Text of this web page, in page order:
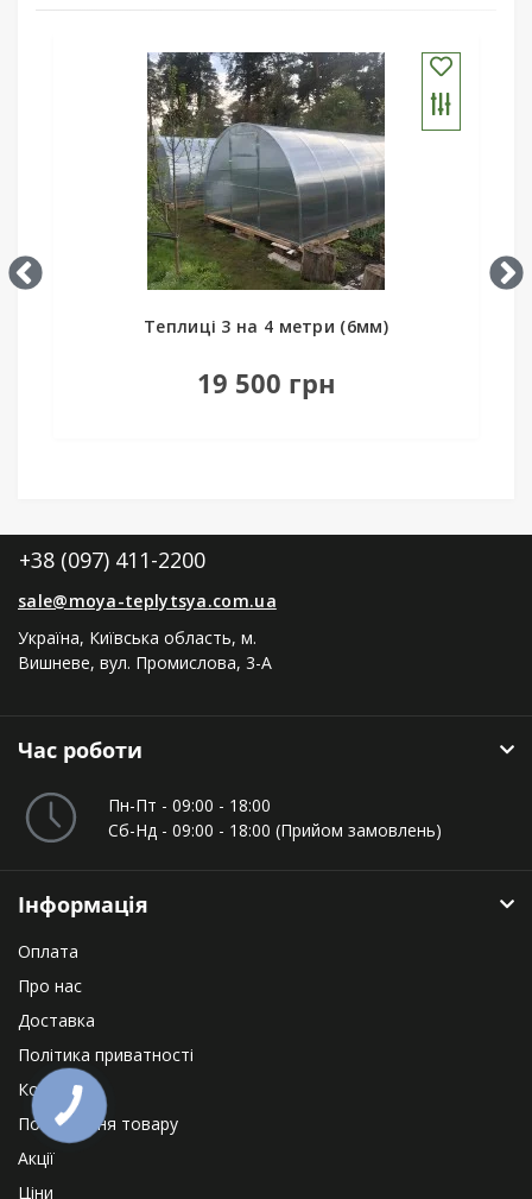
Теплиці 3 на 4 метри (6мм)
19 500 грн
+38 (097) 411-2200
sale@moya-teplytsya.com.ua
Україна, Київська область, м.
Вишневе, вул. Промислова, 3-А
Час роботи
Пн-Пт - 09:00 - 18:00
Сб-Нд - 09:00 - 18:00 (Прийом замовлень)
Інформація
Оплата
Про нас
Доставка
Політика приватності
Контакти
Повернення товару
Акції
Ціни